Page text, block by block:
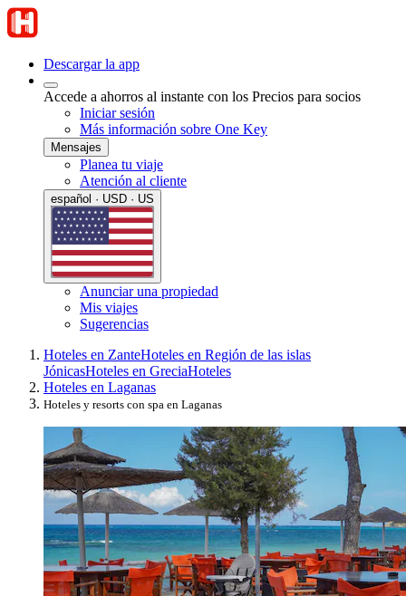
Descargar la app
Accede a ahorros al instante con los Precios para socios
Iniciar sesión
Más información sobre One Key
Mensajes
Planea tu viaje
Atención al cliente
español · USD · US
Anunciar una propiedad
Mis viajes
Sugerencias
Hoteles en ZanteHoteles en Región de las islas
JónicasHoteles en GreciaHoteles
Hoteles en Laganas
Hoteles y resorts con spa en Laganas